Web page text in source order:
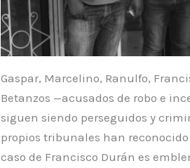
Gaspar, Marcelino, Ranulfo,
Betanzos —acusados de robo e
siguen siendo perseguidos y
propios tribunales han
caso de Francisco Durán es